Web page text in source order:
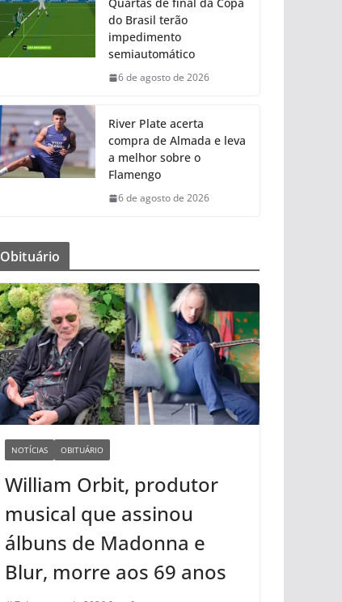
do Brasil terão
impedimento
semiautomático
6 de agosto de 2026
River Plate acerta
compra de Almada e leva
a melhor sobre o
Flamengo
6 de agosto de 2026
Obituário
NOTÍCIAS OBITUÁRIO
William Orbit, produtor
musical que assinou
álbuns de Madonna e
Blur, morre aos 69 anos